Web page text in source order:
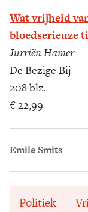
Wat vrijheid
bloedserieuze
Jurriën Hamer
De Bezige Bij
208 blz.
€ 22,99
Emile Smits
Politiek